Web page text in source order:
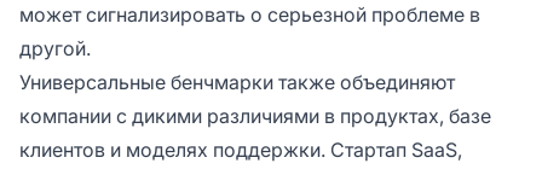
может сигнализировать о серьезной проблеме в
другой.
Универсальные бенчмарки также объединяют
компании с дикими различиями в продуктах, базе
клиентов и моделях поддержки. Стартап SaaS,